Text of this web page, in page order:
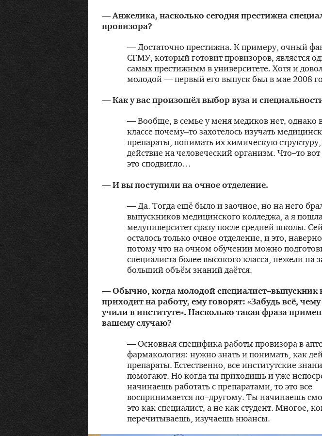
— Анжелика, насколько сегодня престижна
провизора?
— Достаточно престижна. К примеру, очный
СГМУ, который готовит провизоров, является
самых престижным в университете. Хотя и
молодой — первый его выпуск был в мае 2008
— Как у вас произошёл выбор вуза и
— Вообще, в семье у меня медиков нет, однако
классе почему–то захотелось изучать
препараты, понимать их химическую структуру,
действие на человеческий организм. Что–то
это сподвигло…
— И вы поступили на очное отделение.
— Да. Тогда ещё было и заочное, но на него
выпускников медицинского колледжа, а я
медуниверситет сразу после средней школы.
осталось только очное отделение, и это,
потому что на очном обучении можно
специалиста более высокого класса, нежели на
больший объём знаний даётся.
— Обычно, когда молодой специалист–выпускник
приходит на работу, ему говорят: «Забудь всё, чему
учили в институте». Насколько такая фраза
вашему случаю?
— Основная специфика работы провизора в
фармакология: нужно знать и понимать, как
препараты. Естественно, все институтские
помогают. Но когда ты приходишь и уже
начинаешь работать с препаратами, то это все
воспринимается по–другому. Ты начинаешь
это как специалист, а не как студент. Многое,
перечитываешь, изучаешь нюансы.